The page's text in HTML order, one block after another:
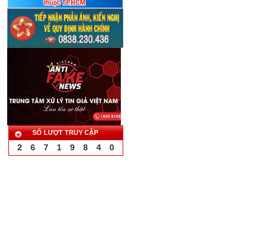
SỐ LƯỢT TRUY CẬP
2 6 7 1 9 8 4 0